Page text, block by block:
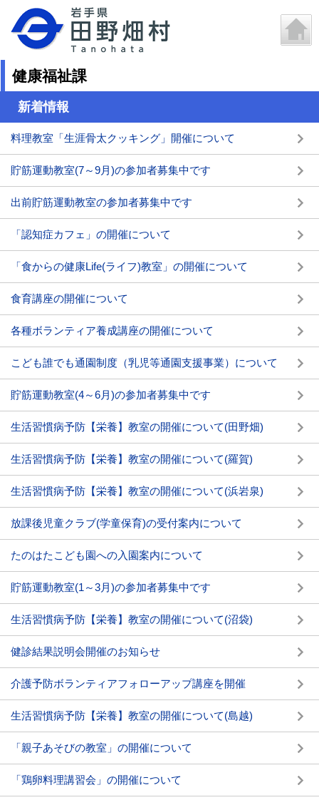
健康福祉課
新着情報
料理教室「生涯骨太クッキング」開催について
貯筋運動教室(7～9月)の参加者募集中です
出前貯筋運動教室の参加者募集中です
「認知症カフェ」の開催について
「食からの健康Life(ライフ)教室」の開催について
食育講座の開催について
各種ボランティア養成講座の開催について
こども誰でも通園制度（乳児等通園支援事業）について
貯筋運動教室(4～6月)の参加者募集中です
生活習慣病予防【栄養】教室の開催について(田野畑)
生活習慣病予防【栄養】教室の開催について(羅賀)
生活習慣病予防【栄養】教室の開催について(浜岩泉)
放課後児童クラブ(学童保育)の受付案内について
たのはたこども園への入園案内について
貯筋運動教室(1～3月)の参加者募集中です
生活習慣病予防【栄養】教室の開催について(沼袋)
健診結果説明会開催のお知らせ
介護予防ボランティアフォローアップ講座を開催
生活習慣病予防【栄養】教室の開催について(島越)
「親子あそびの教室」の開催について
「鶏卵料理講習会」の開催について